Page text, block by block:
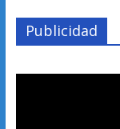
Publicidad